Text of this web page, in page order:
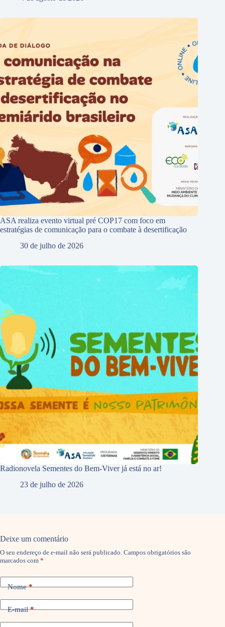
ASA realiza evento virtual pré COP17 com foco em
estratégias de comunicação para o combate à desertificação
30 de julho de 2026
Radionovela Sementes do Bem-Viver já está no ar!
23 de julho de 2026
Deixe um comentário
O seu endereço de e-mail não será publicado. Campos obrigatórios são
marcados com *
Nome*
E-mail*